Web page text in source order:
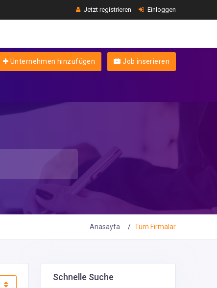
Jetzt registrieren Einloggen
Unternehmen hinzufügen Job inserieren
Anasayfa Tüm Firmalar
Schnelle Suche